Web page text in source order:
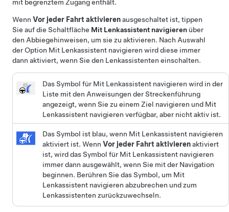
mit begrenztem Zugang enthält.
Wenn Vor jeder Fahrt aktivierenausgeschaltet ist, tippen
Sie auf die Schaltfläche Mit Lenkassistent navigieren über
den Abbiegehinweisen, um sie zu aktivieren. Nach Auswahl
der Option Mit Lenkassistent navigieren wird diese immer
dann aktiviert, wenn Sie den Lenkassistenten einschalten.
Das Symbol für Mit Lenkassistent navigieren wird in der
Liste mit den Anweisungen der Streckenführung
angezeigt, wenn Sie zu einem Ziel navigieren und Mit
Lenkassistent navigieren verfügbar, aber nicht aktiv ist.
Das Symbol ist blau, wenn Mit Lenkassistent navigieren
aktiviert ist. WennVor jeder Fahrt aktivierenaktiviert
ist, wird das Symbol für Mit Lenkassistent navigieren
immer dann ausgewählt, wenn Sie mit der Navigation
beginnen. Berühren Sie das Symbol, um Mit
Lenkassistent navigieren abzubrechen und zum
Lenkassistenten zurückzuwechseln.